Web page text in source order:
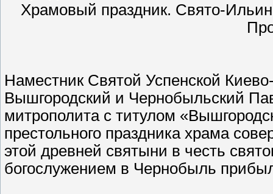
Храмовый праздник. Свято-
Наместник Святой Успенской
Вышгородский и Чернобыльский
митрополита с титулом
престольного праздника храма
этой древней святыни в честь
богослужением в Чернобыль